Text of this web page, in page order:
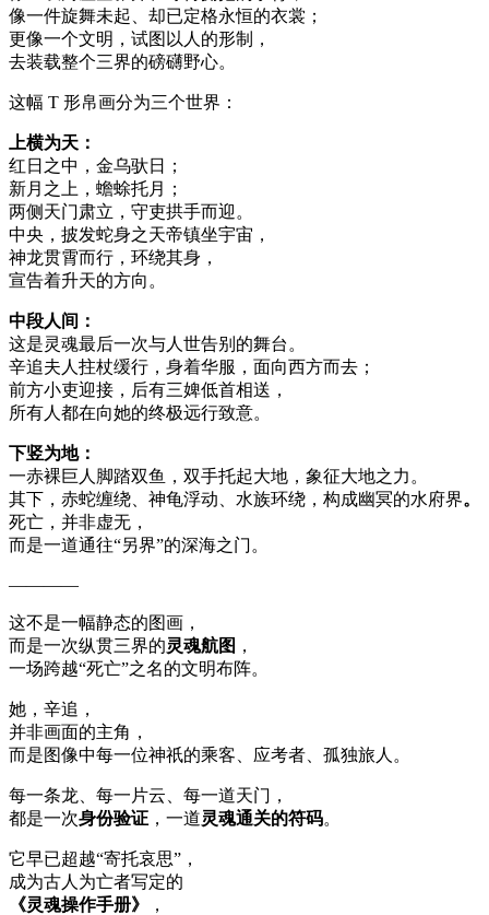
像一件旋舞未起、却已定格永恒的衣裳；
更像一个文明，试图以人的形制，
去装载整个三界的磅礴野心。
这幅 T 形帛画分为三个世界：
上横为天：
红日之中，金乌驮日；
新月之上，蟾蜍托月；
两侧天门肃立，守吏拱手而迎。
中央，披发蛇身之天帝镇坐宇宙，
神龙贯霄而行，环绕其身，
宣告着升天的方向。
中段人间：
这是灵魂最后一次与人世告别的舞台。
辛追夫人拄杖缓行，身着华服，面向西方而去；
前方小吏迎接，后有三婢低首相送，
所有人都在向她的终极远行致意。
下竖为地：
一赤裸巨人脚踏双鱼，双手托起大地，象征大地之力。
其下，赤蛇缠绕、神龟浮动、水族环绕，构成幽冥的水府界。
死亡，并非虚无，
而是一道通往“另界”的深海之门。
————
这不是一幅静态的图画，
而是一次纵贯三界的灵魂航图 ，
一场跨越“死亡”之名的文明布阵。
她，辛追，
并非画面的主角，
而是图像中每一位神祇的乘客、应考者、孤独旅人。
每一条龙、每一片云、每一道天门，
都是一次身份验证 ，一道灵魂通关的符码。
它早已超越“寄托哀思”，
成为古人为亡者写定的
《灵魂操作手册》
，